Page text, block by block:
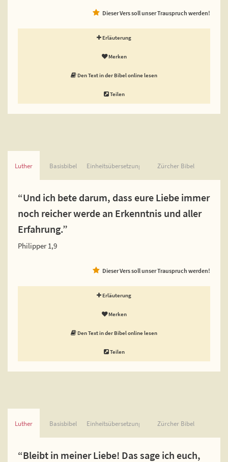
Dieser Vers soll unser Trauspruch werden!
Erläuterung
Merken
Den Text in der Bibel online lesen
Teilen
Luther Basisbibel Einheitsübersetzung Zürcher Bibel
“Und ich bete darum, dass eure Liebe immer
noch reicher werde an Erkenntnis und aller
Erfahrung.”
Philipper 1,9
Dieser Vers soll unser Trauspruch werden!
Erläuterung
Merken
Den Text in der Bibel online lesen
Teilen
Luther Basisbibel Einheitsübersetzung Zürcher Bibel
“Bleibt in meiner Liebe! Das sage ich euch,